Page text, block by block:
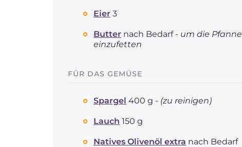
Eier 3
Butter nach Bedarf - um die Pfanne
einzufetten
FÜR DAS GEMÜSE
Spargel 400 g - (zu reinigen)
Lauch 150 g
Natives Olivenöl extra nach Bedarf